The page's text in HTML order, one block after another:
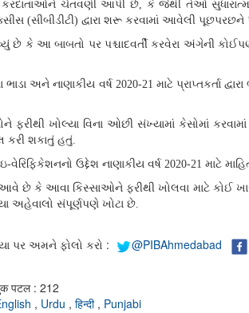
કરદાતાઓને ચેતવણી આપી છે, કે જેથી તેઓ
(સીબીડીટી) દ્વારા શરૂ કરવામાં આવેલી
છે કે આ બાબતો પર પશ્ચાદવર્તી કરવેરા અંગેની
ભાડા અને નાણાકીય વર્ષ 2020-21 માટે પ્રાપ્તકર્તા
ફરીથી ખોલ્યા વિના ઓછી સંખ્યામાં કેસોમાં
કરી શકાતું હતું.
-વેરિફિકેશનનો ઉદ્દેશ નાણાકીય વર્ષ 2020-21 માટે
આવે છે કે આવા કિસ્સાઓને ફરીથી ખોલવા માટે કોઈ
અહેવાલો સંપૂર્ણપણે ખોટા છે.
પર અમને ફોલો કરો :
@PIBAhmedabad
पटल : 212
, Urdu , हिन्दी , Punjabi